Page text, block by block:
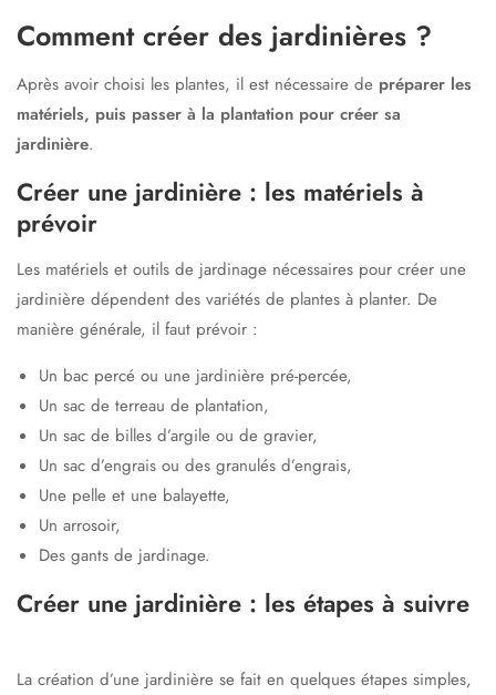
Comment créer des jardinières ?
Après avoir choisi les plantes, il est nécessaire de préparer les
matériels, puis passer à la plantation pour créer sa
jardinière.
Créer une jardinière : les matériels à
prévoir
Les matériels et outils de jardinage nécessaires pour créer une
jardinière dépendent des variétés de plantes à planter. De
manière générale, il faut prévoir :
Un bac percé ou une jardinière pré-percée,
Un sac de terreau de plantation,
Un sac de billes d’argile ou de gravier,
Un sac d’engrais ou des granulés d’engrais,
Une pelle et une balayette,
Un arrosoir,
Des gants de jardinage.
Créer une jardinière : les étapes à suivre
La création d’une jardinière se fait en quelques étapes simples,